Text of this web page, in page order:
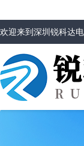
欢迎来到深圳锐科达